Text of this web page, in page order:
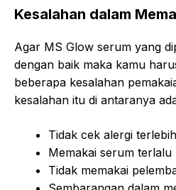
Kesalahan dalam
Agar MS Glow serum yang
dengan baik maka kamu
beberapa kesalahan
kesalahan itu di antaranya
Tidak cek alergi
Memakai serum terlalu
Tidak memakai